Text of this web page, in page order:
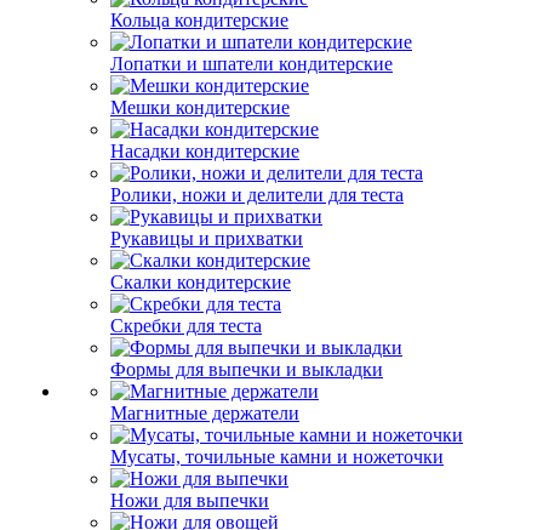
Кольца кондитерские
Лопатки и шпатели кондитерские
Мешки кондитерские
Насадки кондитерские
Ролики, ножи и делители для теста
Рукавицы и прихватки
Скалки кондитерские
Скребки для теста
Формы для выпечки и выкладки
Магнитные держатели
Мусаты, точильные камни и ножеточки
Ножи для выпечки